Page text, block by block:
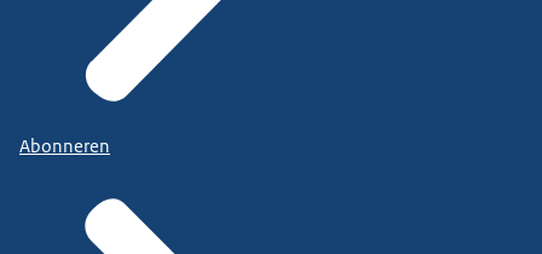
Abonneren